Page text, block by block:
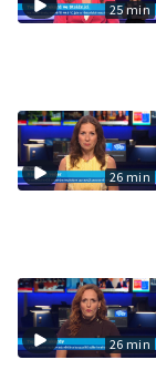
25 min
26 min
26 min